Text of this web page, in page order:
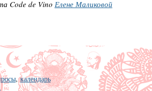
Code de Vino Елене Маликовой
,календарь